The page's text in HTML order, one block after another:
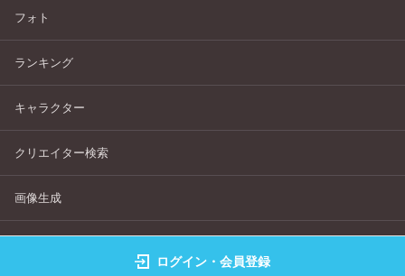
フォト
ランキング
キャラクター
クリエイター検索
画像生成
ログイン・会員登録